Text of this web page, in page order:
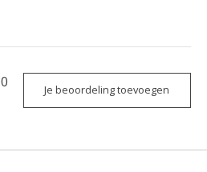
0
Je beoordeling toevoegen